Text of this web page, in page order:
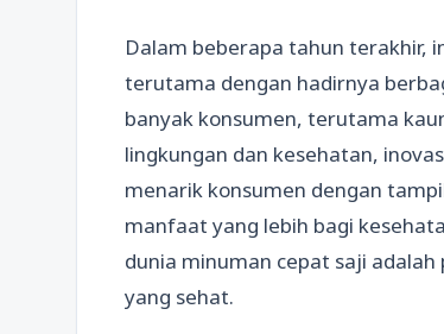
Dalam beberapa tahun terakhir,
terutama dengan hadirnya
banyak konsumen, terutama
lingkungan dan kesehatan,
menarik konsumen dengan
manfaat yang lebih bagi
dunia minuman cepat saji
yang sehat.